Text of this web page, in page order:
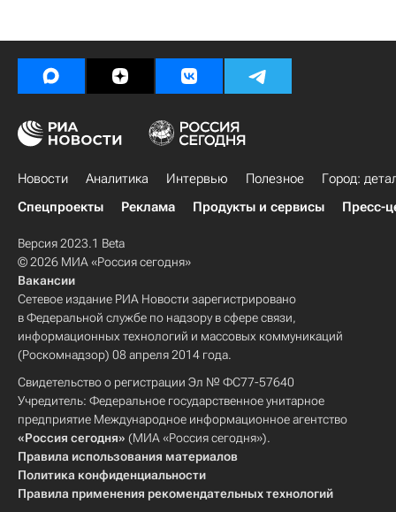
Новости Аналитика Интервью Полезное
Город:
Спецпроекты
Реклама Продукты и сервисы Пресс-
Версия 2023.1 Beta
© 2026 МИА «Россия сегодня»
Вакансии
Сетевое издание РИА Новости зарегистрировано
в Федеральной службе по надзору в сфере связи,
информационных технологий и массовых коммуникаций
(Роскомнадзор) 08 апреля 2014 года.
Свидетельство о регистрации Эл № ФС77-57640
Учредитель: Федеральное государственное унитарное
предприятие Международное информационное агентство
«Россия сегодня» (МИА «Россия сегодня»).
Правила использования материалов
Политика конфиденциальности
Правила применения рекомендательных технологий